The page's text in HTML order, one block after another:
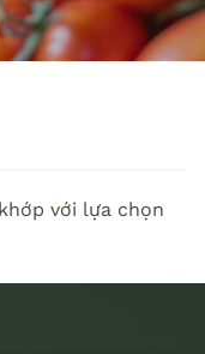
với lựa chọn